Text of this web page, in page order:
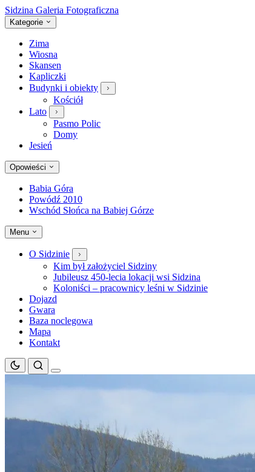
Sidzina Galeria Fotograficzna
Kategorie
Zima
Wiosna
Skansen
Kapliczki
Budynki i obiekty
Kościół
Lato
Pasmo Polic
Domy
Jesień
Opowieści
Babia Góra
Powódź 2010
Wschód Słońca na Babiej Górze
Menu
O Sidzinie
Kim był założyciel Sidziny
Jubileusz 450-lecia lokacji wsi Sidzina
Koloniści – pracownicy leśni w Sidzinie
Dojazd
Gwara
Baza noclegowa
Mapa
Kontakt